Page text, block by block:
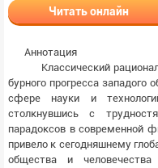
Читать онлайн
Аннотация
Классический
бурного прогресса
сфере науки и
столкнувшись с
парадоксов в современной
привело к сегодняшнему
общества и